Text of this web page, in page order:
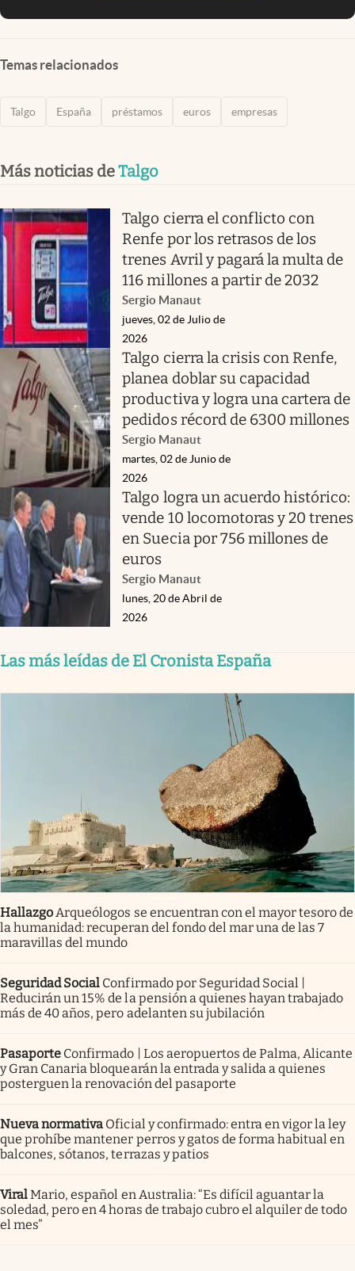
Temas relacionados
Talgo España préstamos euros empresas
Más noticias deTalgo
Talgo cierra el conflicto con
Renfe por los retrasos de los
trenes Avril y pagará la multa de
116 millones a partir de 2032
Sergio Manaut
jueves, 02 de Julio de
2026
Talgo cierra la crisis con Renfe,
planea doblar su capacidad
productiva y logra una cartera de
pedidos récord de 6300 millones
Sergio Manaut
martes, 02 de Junio de
2026
Talgo logra un acuerdo histórico:
vende 10 locomotoras y 20 trenes
en Suecia por 756 millones de
euros
Sergio Manaut
lunes, 20 de Abril de
2026
Las más leídas de El Cronista España
Hallazgo Arqueólogos se encuentran con el mayor tesoro de
la humanidad: recuperan del fondo del mar una de las 7
maravillas del mundo
Seguridad Social Confirmado por Seguridad Social |
Reducirán un 15% de la pensión a quienes hayan trabajado
más de 40 años, pero adelanten su jubilación
Pasaporte Confirmado | Los aeropuertos de Palma, Alicante
y Gran Canaria bloquearán la entrada y salida a quienes
posterguen la renovación del pasaporte
Nueva normativa Oficial y confirmado: entra en vigor la ley
que prohíbe mantener perros y gatos de forma habitual en
balcones, sótanos, terrazas y patios
ViralMario, español en Australia: “Es difícil aguantar la
soledad, pero en 4 horas de trabajo cubro el alquiler de todo
el mes”